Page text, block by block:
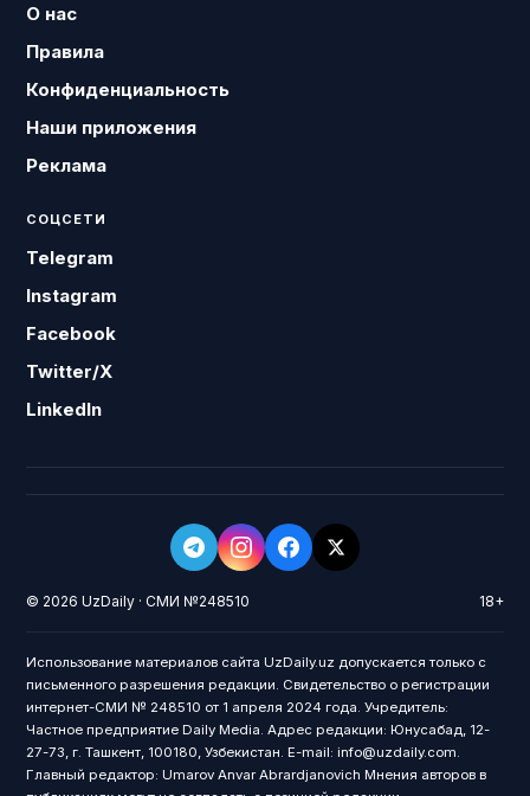
О нас
Правила
Конфиденциальность
Наши приложения
Реклама
СОЦСЕТИ
Telegram
Instagram
Facebook
Twitter/X
LinkedIn
© 2026 UzDaily · СМИ №248510 18+
Использование материалов сайта UzDaily.uz допускается только с
письменного разрешения редакции. Свидетельство о регистрации
интернет-СМИ № 248510 от 1 апреля 2024 года. Учредитель:
Частное предприятие Daily Media. Адрес редакции: Юнусабад, 12-
27-73, г. Ташкент, 100180, Узбекистан. E-mail: info@uzdaily.com.
Главный редактор: Umarov Anvar Abrardjanovich Мнения авторов в